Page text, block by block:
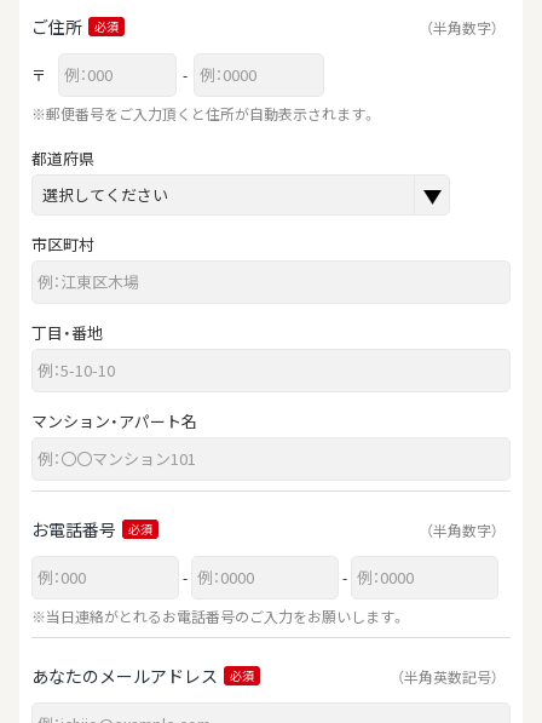
ご住所 必須 （半角数字）
〒
-
※郵便番号をご入力頂くと住所が自動表示されます。
都道府県
市区町村
丁目・番地
マンション・アパート名
お電話番号 必須 （半角数字）
-
-
※当日連絡がとれるお電話番号のご入力をお願いします。
あなたのメールアドレス 必須 （半角英数記号）